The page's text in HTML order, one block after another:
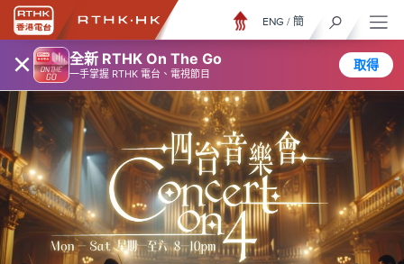
× 全新 RTHK On The Go
一手掌握 RTHK 電台、電視節目
取得
ENG / 簡